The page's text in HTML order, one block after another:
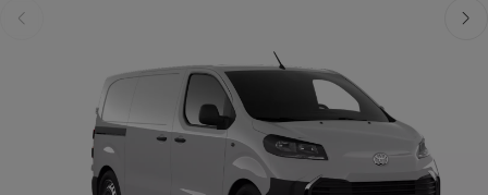
Poprzedni